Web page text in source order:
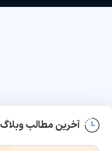
آخرین مطالب وبلاگ